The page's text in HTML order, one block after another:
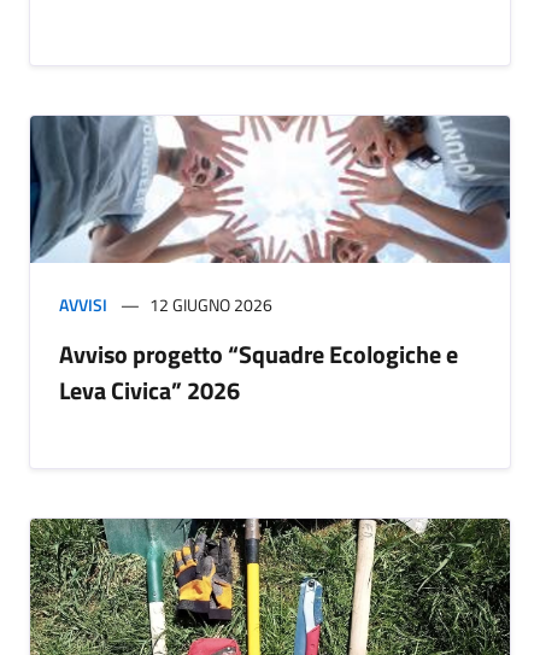
AVVISI 12 GIUGNO 2026
Avviso progetto “Squadre Ecologiche e
Leva Civica” 2026